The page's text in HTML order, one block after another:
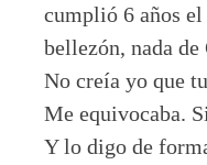
cumplió 6 años el
bellezón, nada
No creía yo que
Me equivocaba.
Y lo digo de